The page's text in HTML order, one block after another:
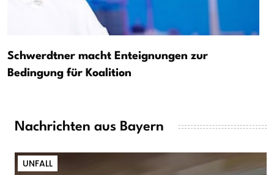
Schwerdtner macht Enteignungen zur
Bedingung für Koalition
Nachrichten aus Bayern
UNFALL